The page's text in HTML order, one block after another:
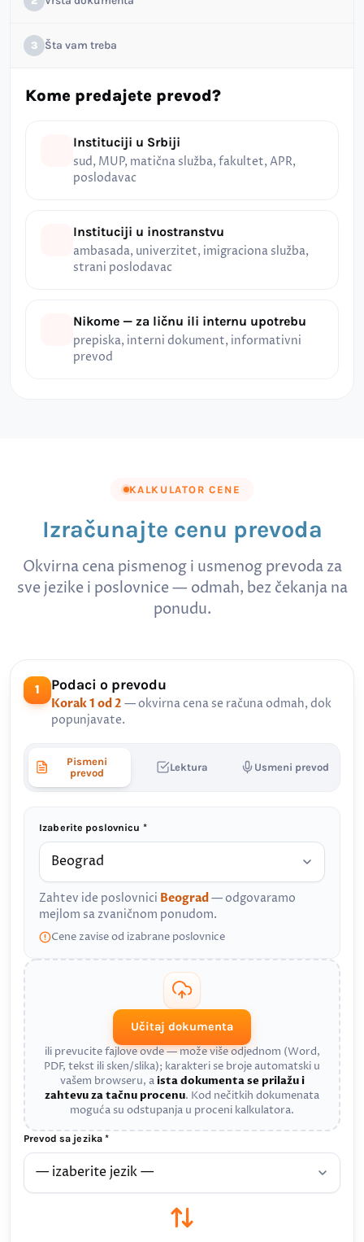
3 Šta vam treba
Kome predajete prevod?
Instituciji u Srbiji
sud, MUP, matična služba, fakultet, APR,
poslodavac
Instituciji u inostranstvu
ambasada, univerzitet, imigraciona služba,
strani poslodavac
Nikome — za ličnu ili internu upotrebu
prepiska, interni dokument, informativni
prevod
KALKULATOR CENE
Izračunajte cenu prevoda
Okvirna cena pismenog i usmenog prevoda za
sve jezike i poslovnice — odmah, bez čekanja na
ponudu.
1 Podaci o prevodu
Korak 1 od 2 — okvirna cena se računa odmah, dok
popunjavate.
Pismeni
prevod
Lektura Usmeni prevod
Izaberite poslovnicu *
Zahtev ide poslovnici Beograd— odgovaramo
mejlom sa zvaničnom ponudom.
Cene zavise od izabrane poslovnice
Učitaj dokumenta
ili prevucite fajlove ovde — može više odjednom (Word,
PDF, tekst ili sken/slika); karakteri se broje automatski u
vašem browseru, aista dokumenta se prilažu i
zahtevu za tačnu procenu. Kod nečitkih dokumenata
moguća su odstupanja u proceni kalkulatora.
Prevod sa jezika *